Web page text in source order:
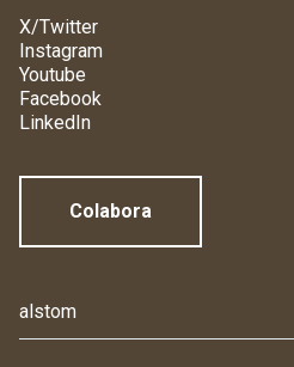
X/Twitter
Instagram
Youtube
Facebook
LinkedIn
Colabora